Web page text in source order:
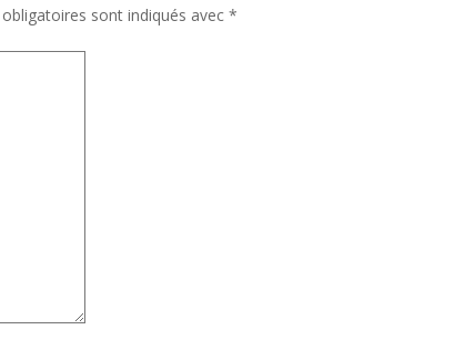
sont indiqués avec *